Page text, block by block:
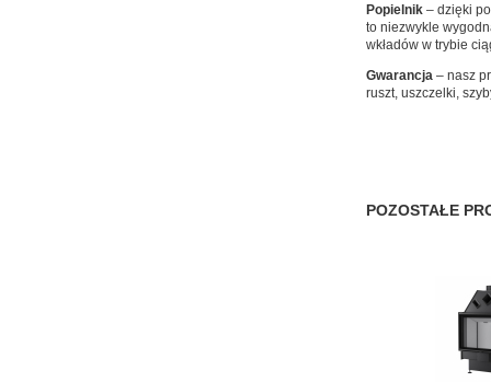
Popielnik – dzięki
to niezwykle
wkładów w trybie
Gwarancja – nasz
ruszt, uszczelki,
POZOSTAŁE